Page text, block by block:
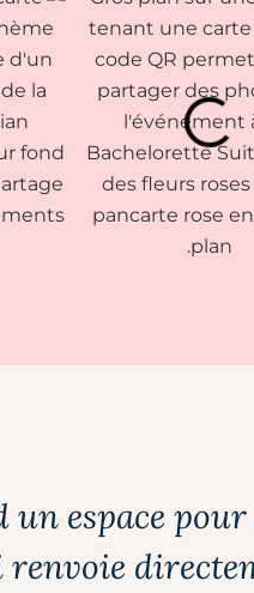
un espace
renvoie